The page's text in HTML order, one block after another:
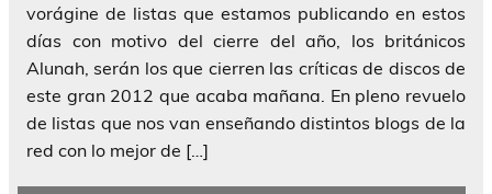
vorágine de listas que estamos publicando en estos
días con motivo del cierre del año, los británicos
Alunah, serán los que cierren las críticas de discos de
este gran 2012 que acaba mañana. En pleno revuelo
de listas que nos van enseñando distintos blogs de la
red con lo mejor de […]